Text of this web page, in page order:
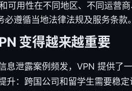
可用性在不同地区、不同运营
遵循当地法律法规及服务条款。
变得越来越重要
息泄露案例频发，VPN 提供了
升：跨国公司和留学生需要稳